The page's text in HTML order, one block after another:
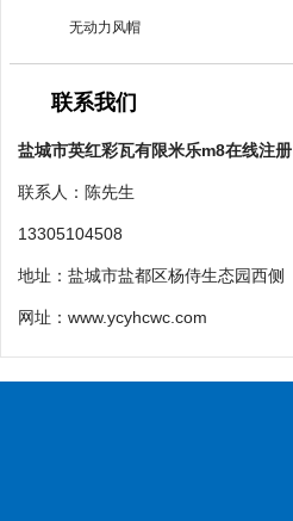
无动力风帽
联系我们
盐城市英红彩瓦有限米乐m8在线注册
联系人：陈先生
13305104508
地址：盐城市盐都区杨侍生态园西侧
网址： www.ycyhcwc.com